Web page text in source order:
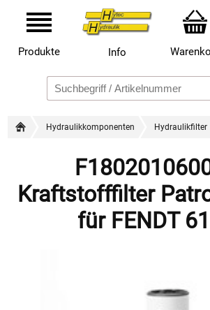
Produkte Info
Hydraulikkomponenten Hydraulikfilter
Kraftstofffilter
für FENDT